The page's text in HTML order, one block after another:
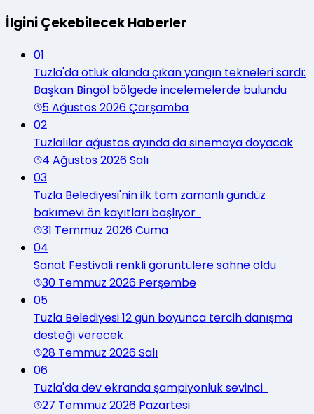
İlgini Çekebilecek Haberler
01
Tuzla'da otluk alanda çıkan yangın tekneleri sardı:
Başkan Bingöl bölgede incelemelerde bulundu
5 Ağustos 2026 Çarşamba
02
Tuzlalılar ağustos ayında da sinemaya doyacak
4 Ağustos 2026 Salı
03
Tuzla Belediyesi'nin ilk tam zamanlı gündüz
bakımevi ön kayıtları başlıyor
31 Temmuz 2026 Cuma
04
Sanat Festivali renkli görüntülere sahne oldu
30 Temmuz 2026 Perşembe
05
Tuzla Belediyesi 12 gün boyunca tercih danışma
desteği verecek
28 Temmuz 2026 Salı
06
Tuzla'da dev ekranda şampiyonluk sevinci
27 Temmuz 2026 Pazartesi